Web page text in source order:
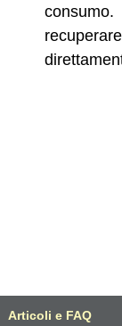
Articoli e FAQ